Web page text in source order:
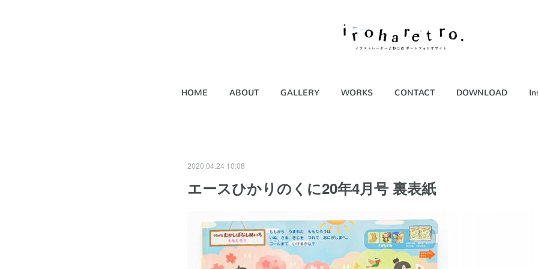
HOME ABOUT GALLERY WORKS CONTACT DOWNLOAD
2020.04.24 10:08
エースひかりのくに20年4月号 裏表紙